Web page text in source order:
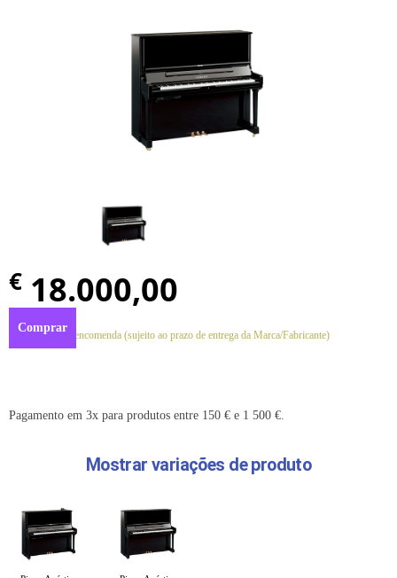
€ 18.000,00
Disponível por encomenda (sujeito ao prazo de entrega da Marca/Fabricante)
Comprar
Pagamento em 3x para produtos entre 150 € e 1 500 €.
Mostrar variações de produto